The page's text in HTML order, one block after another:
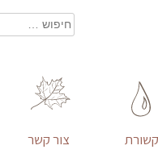
צור קשר
חיפוש: